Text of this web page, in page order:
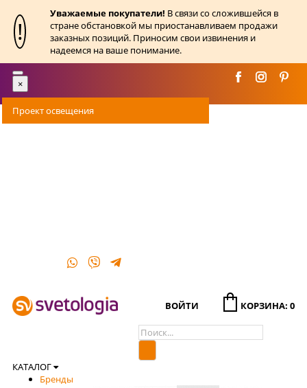
!
Уважаемые покупатели! В связи со сложившейся в
стране обстановкой мы приостанавливаем продажи
заказных позиций. Приносим свои извинения и
надеемся на ваше понимание.
Toggle
navigation
×
Проект освещения
ВОЙТИ КОРЗИНА: 0
КАТАЛОГ
Бренды